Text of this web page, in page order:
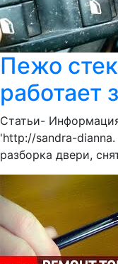
Пежо
работает
Статьи-
'http://sandra-
разборка двери,